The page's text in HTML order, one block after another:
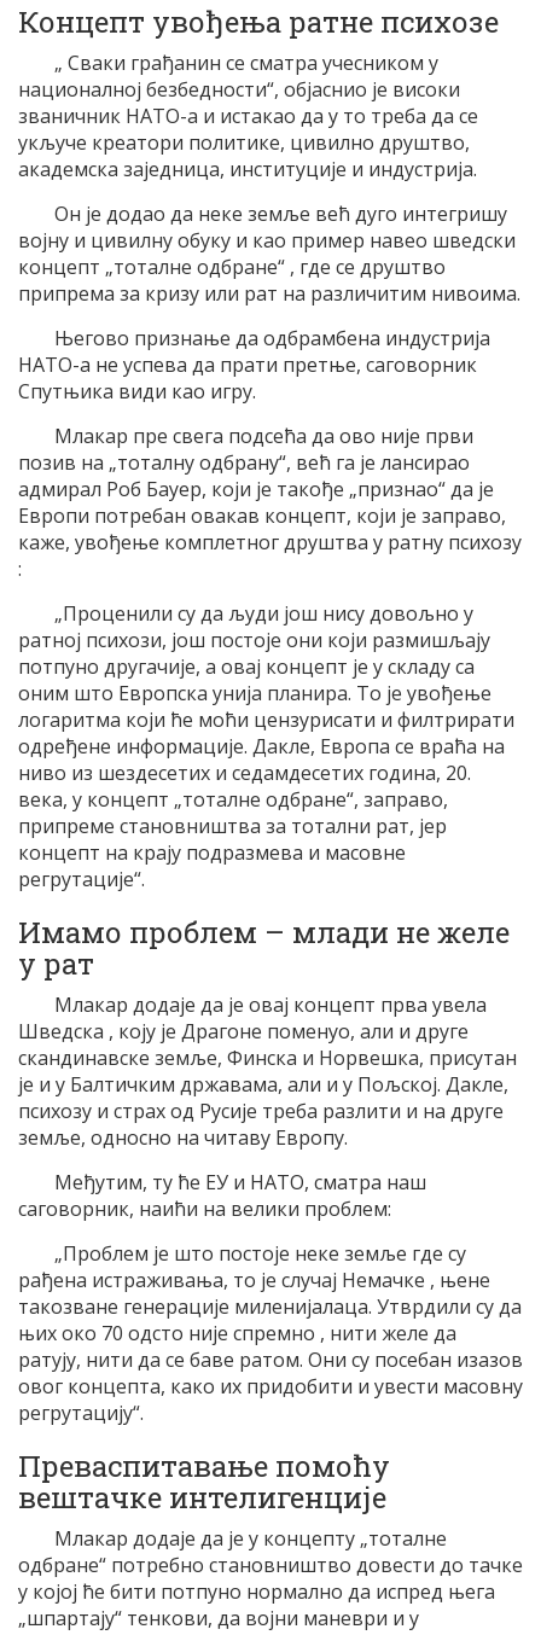
Концепт увођења ратне психозе
„ Сваки грађанин се сматра учесником у
националној безбедности“, објаснио је високи
званичник НАТО-а и истакао да у то треба да се
укључе креатори политике, цивилно друштво,
академска заједница, институције и индустрија.
Он је додао да неке земље већ дуго интегришу
војну и цивилну обуку и као пример навео шведски
концепт „тоталне одбране“ , где се друштво
припрема за кризу или рат на различитим нивоима.
Његово признање да одбрамбена индустрија
НАТО-а не успева да прати претње, саговорник
Спутњика види као игру.
Млакар пре свега подсећа да ово није први
позив на „тоталну одбрану“, већ га је лансирао
адмирал Роб Бауер, који је такође „признао“ да је
Европи потребан овакав концепт, који је заправо,
каже, увођење комплетног друштва у ратну психозу
:
„Проценили су да људи још нису довољно у
ратној психози, још постоје они који размишљају
потпуно другачије, а овај концепт је у складу са
оним што Европска унија планира. То је увођење
логаритма који ће моћи цензурисати и филтрирати
одређене информације. Дакле, Европа се враћа на
ниво из шездесетих и седамдесетих година, 20.
века, у концепт „тоталне одбране“, заправо,
припреме становништва за тотални рат, јер
концепт на крају подразмева и масовне
регрутације“.
Имамо проблем – млади не желе
у рат
Млакар додаје да је овај концепт прва увела
Шведска , коју је Драгоне поменуо, али и друге
скандинавске земље, Финска и Норвешка, присутан
је и у Балтичким државама, али и у Пољској. Дакле,
психозу и страх од Русије треба разлити и на друге
земље, односно на читаву Европу.
Међутим, ту ће ЕУ и НАТО, сматра наш
саговорник, наићи на велики проблем:
„Проблем је што постоје неке земље где су
рађена истраживања, то је случај Немачке , њене
такозване генерације миленијалаца. Утврдили су да
њих око 70 одсто није спремно , нити желе да
ратују, нити да се баве ратом. Они су посебан изазов
овог концепта, како их придобити и увести масовну
регрутацију“.
Преваспитавање помоћу
вештачке интелигенције
Млакар додаје да је у концепту „тоталне
одбране“ потребно становништво довести до тачке
у којој ће бити потпуно нормално да испред њега
„шпартају“ тенкови, да војни маневри и у